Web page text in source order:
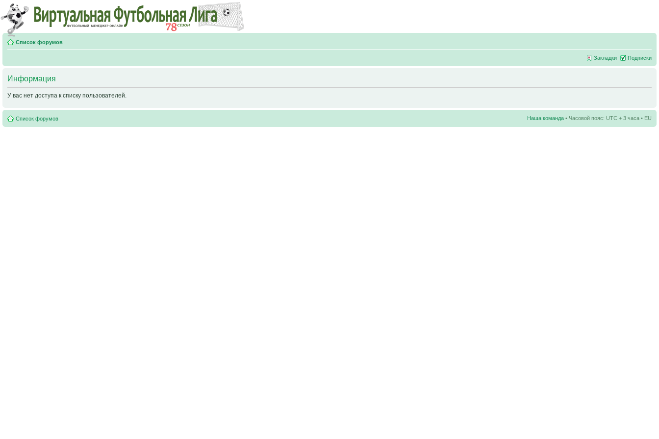
Список форумов
Закладки Подписки
Информация
У вас нет доступа к списку пользователей.
Список форумов Наша команда • Часовой пояс: UTC + 3 часа • EU